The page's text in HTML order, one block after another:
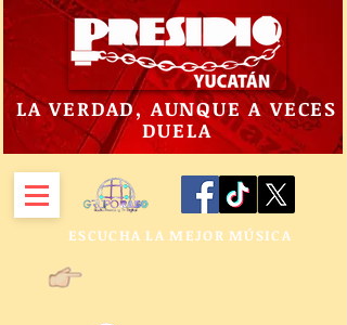
LA VERDAD, AUNQUE A VECES
DUELA
ESCUCHA LA MEJOR MÚSICA